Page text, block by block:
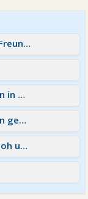
Jemand aus Dresden da? Austausch, Freundschaft
Suche nette Person(w)zum quatschen in Dresden,bin 27(m)
Köln und Umgebung / Freundschaften gesucht
Gleichgesinnte aus Bielefeld, Gütersloh und Umgebung:)?